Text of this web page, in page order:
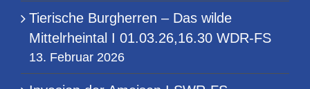
Tierische Burgherren – Das wilde
Mittelrheintal I 01.03.26,16.30 WDR-FS
13. Februar 2026